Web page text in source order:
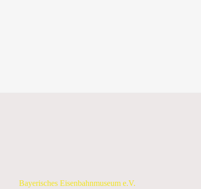
Bayerisches Eisenbahnmuseum e.V.